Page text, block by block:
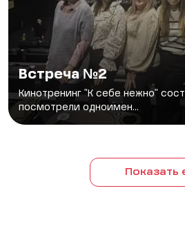
Встреча №2
Кинотренинг "К себе нежно"
посмотрели одноимен...
Показать